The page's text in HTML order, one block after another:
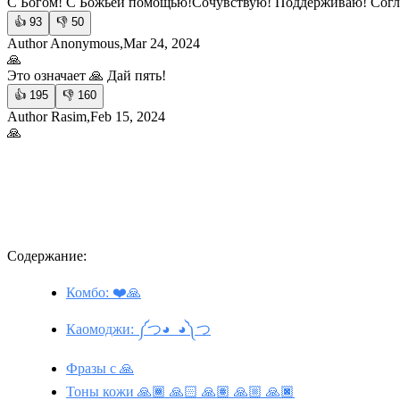
👍 93 👎 50
Author Anonymous,Mar 24, 2024
🙏
Это означает 🙏 Дай пять!
👍 195 👎 160
Author Rasim,Feb 15, 2024
🙏
Содержание:
Комбо: ❤️🙏
Каомоджи: ༼つ◕_◕༽つ
Фразы с 🙏
Тоны кожи 🙏🏾 🙏🏻 🙏🏽 🙏🏼 🙏🏿